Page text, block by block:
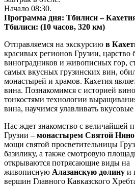
Начало 08:30.
Программа дня: Тбилиси –
Тбилиси: (10 часов, 320 км)
Отправляемся на экскурсию в
красивых регионов Грузии, царство
виноградников и живописных гор,
самых вкусных грузинских вин,
монастырей и храмов. Кахетия
вина. Познакомимся с историей
тонкостями технологии
вина, научимся улавливать
Нас ждет знакомство с величайшей
Грузии – монастырем Святой Нино
мощи святой просветительницы
базилику, а также смотровую
открываются потрясающие виды на
живописную Алазанскую долину и
вершин Главного Кавказского